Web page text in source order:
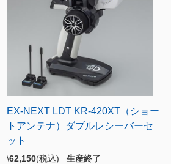
EX-NEXT LDT KR-420XT（ショー
トアンテナ）ダブルレシーバーセ
ット
\62,150(税込) 生産終了